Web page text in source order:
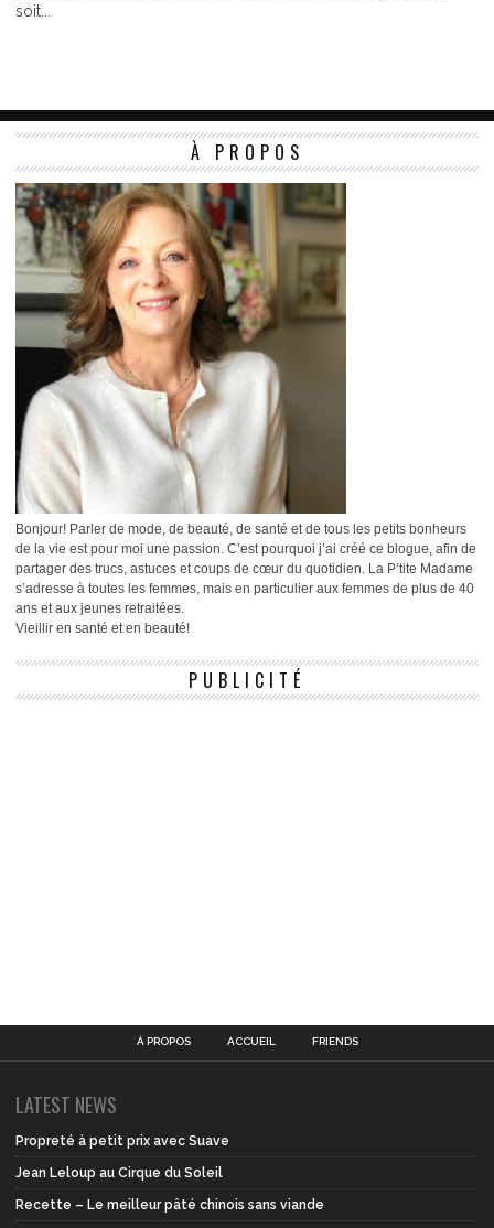
soit...
À PROPOS
Bonjour! Parler de mode, de beauté, de santé et de tous les petits bonheurs
de la vie est pour moi une passion. C’est pourquoi j’ai créé ce blogue, afin de
partager des trucs, astuces et coups de cœur du quotidien. La P’tite Madame
s’adresse à toutes les femmes, mais en particulier aux femmes de plus de 40
ans et aux jeunes retraitées.
Vieillir en santé et en beauté!
PUBLICITÉ
À PROPOS ACCUEIL FRIENDS
LATEST NEWS
Propreté à petit prix avec Suave
Jean Leloup au Cirque du Soleil
Recette – Le meilleur pâté chinois sans viande